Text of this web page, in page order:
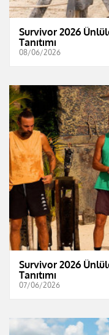
Survivor 2026
Tanıtımı
08/06/2026
Survivor 2026
Tanıtımı
07/06/2026